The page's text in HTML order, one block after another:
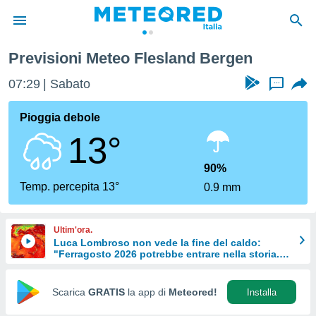
di
per
le
di
Web
Previsioni Meteo Flesland Bergen
07:29 Sabato ...
Pioggia debole
13°
Temp. percepita 13°
90%
0.9 mm
Ultim'ora.
Luca Lombroso non vede la fine del caldo:
"Ferragosto 2026 potrebbe entrare nella storia.
Scarica GRATIS la app di Meteored! Installa